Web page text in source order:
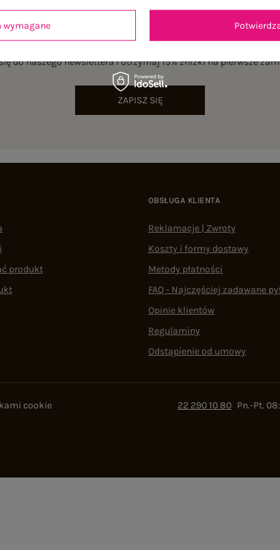
do naszego newslettera i otrzymaj 15% zniżki na pierwsze
ZAPISZ SIĘ
produkt
OBSŁUGA KLIENTA
Reklamacje | Zwroty
Koszty i formy dostawy
Metody płatności
FAQ - Najczęściej zadawane
Opinie klientów
Regulaminy
Odstąpienie od umowy
cookie 22 290 10 80 Pn.-Pt.
wymagane